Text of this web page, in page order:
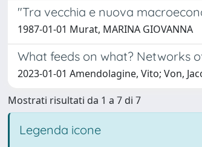
"Tra vecchia e nuova
1987-01-01 Murat, MARINA GIOVANNA
What feeds on what? Networks
2023-01-01 Amendolagine, Vito; Von,
Mostrati risultati da 1 a 7 di 7
Legenda icone